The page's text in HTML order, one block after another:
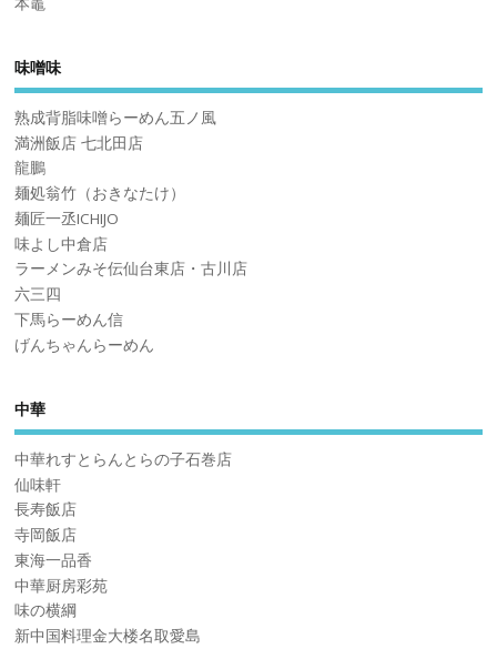
味噌味
熟成背脂味噌らーめん五ノ風
満洲飯店 七北田店
龍鵬
麺処翁竹（おきなたけ）
麺匠一丞ICHIJO
味よし中倉店
ラーメンみそ伝仙台東店・古川店
六三四
下馬らーめん信
げんちゃんらーめん
中華
中華れすとらんとらの子石巻店
仙味軒
長寿飯店
寺岡飯店
東海一品香
中華厨房彩苑
味の横綱
新中国料理金大楼名取愛島